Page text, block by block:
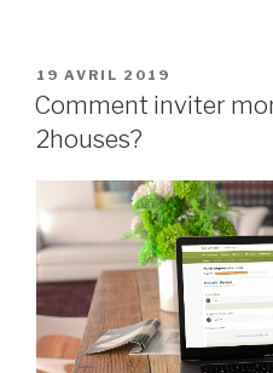
PUBLIÉ
LE
19 AVRIL 2019
Comment inviter
2houses?